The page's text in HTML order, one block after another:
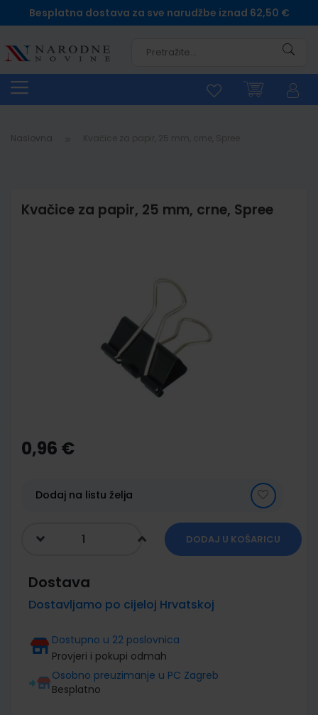
Besplatna dostava za sve narudžbe iznad 62,50 €
Naslovna
Kvačice za papir, 25 mm, crne, Spree
the
beginning
gallery
0,96 €
Dodaj na listu želja
DODAJ U KOŠARICU
Dostava
Dostavljamo po cijeloj Hrvatskoj
Dostupno u 22 poslovnica
Provjeri i pokupi odmah
Osobno preuzimanje u PC Zagreb
Besplatno